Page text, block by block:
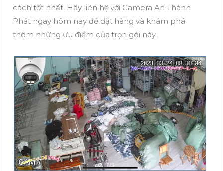
cách tốt nhất. Hãy liên hệ với Camera An Thành
Phát ngay hôm nay để đặt hàng và khám phá
thêm những ưu điểm của trọn gói này.